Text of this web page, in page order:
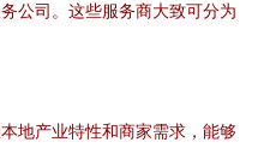
公司。这些服务商大致可分为
地产业特性和商家需求，能够